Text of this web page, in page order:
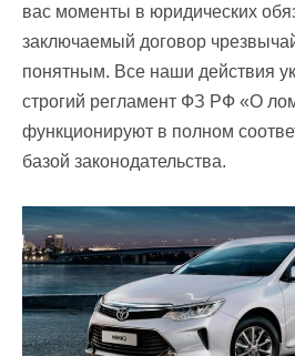
вас моменты в юридических
заключаемый договор
понятным. Все наши действия
строгий регламент ФЗ РФ «О
функционируют в полном
базой законодательства.